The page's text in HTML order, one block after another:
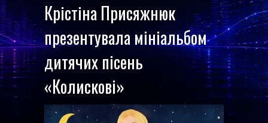
Крістіна Присяжнюк
презентувала мініальбом
дитячих пісень
«Колискові»